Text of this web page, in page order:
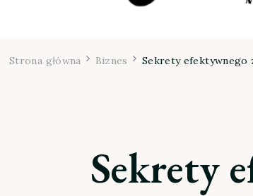
Strona główna Biznes Sekrety efektywnego
Sekrety